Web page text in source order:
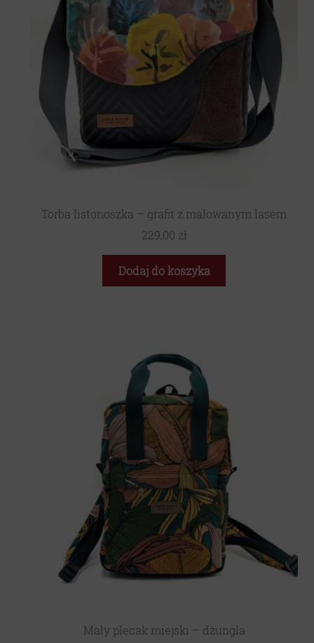
Torba listonoszka – grafit z malowanym lasem
229,00 zł
Dodaj do koszyka
Mały plecak miejski – dżungla